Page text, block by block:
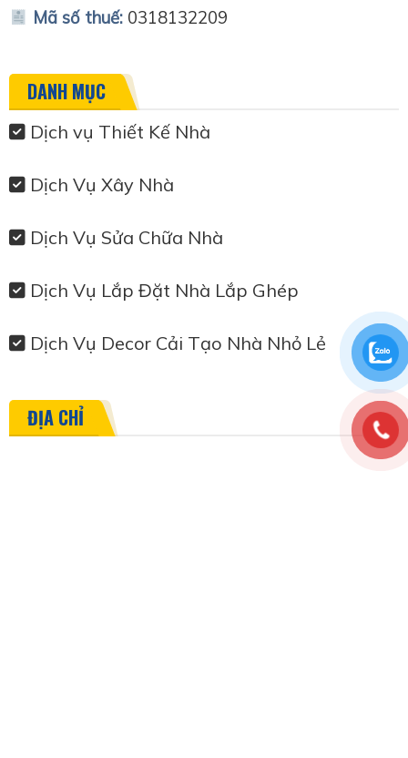
Mã số thuế: 0318132209
DANH MỤC
Dịch vụ Thiết Kế Nhà
Dịch Vụ Xây Nhà
Dịch Vụ Sửa Chữa Nhà
Dịch Vụ Lắp Đặt Nhà Lắp Ghép
Dịch Vụ Decor Cải Tạo Nhà Nhỏ Lẻ
ĐỊA CHỈ